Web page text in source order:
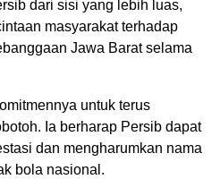
dari sisi yang lebih luas,
masyarakat terhadap
Jawa Barat selama
untuk terus
Ia berharap Persib dapat
dan mengharumkan nama
bola nasional.